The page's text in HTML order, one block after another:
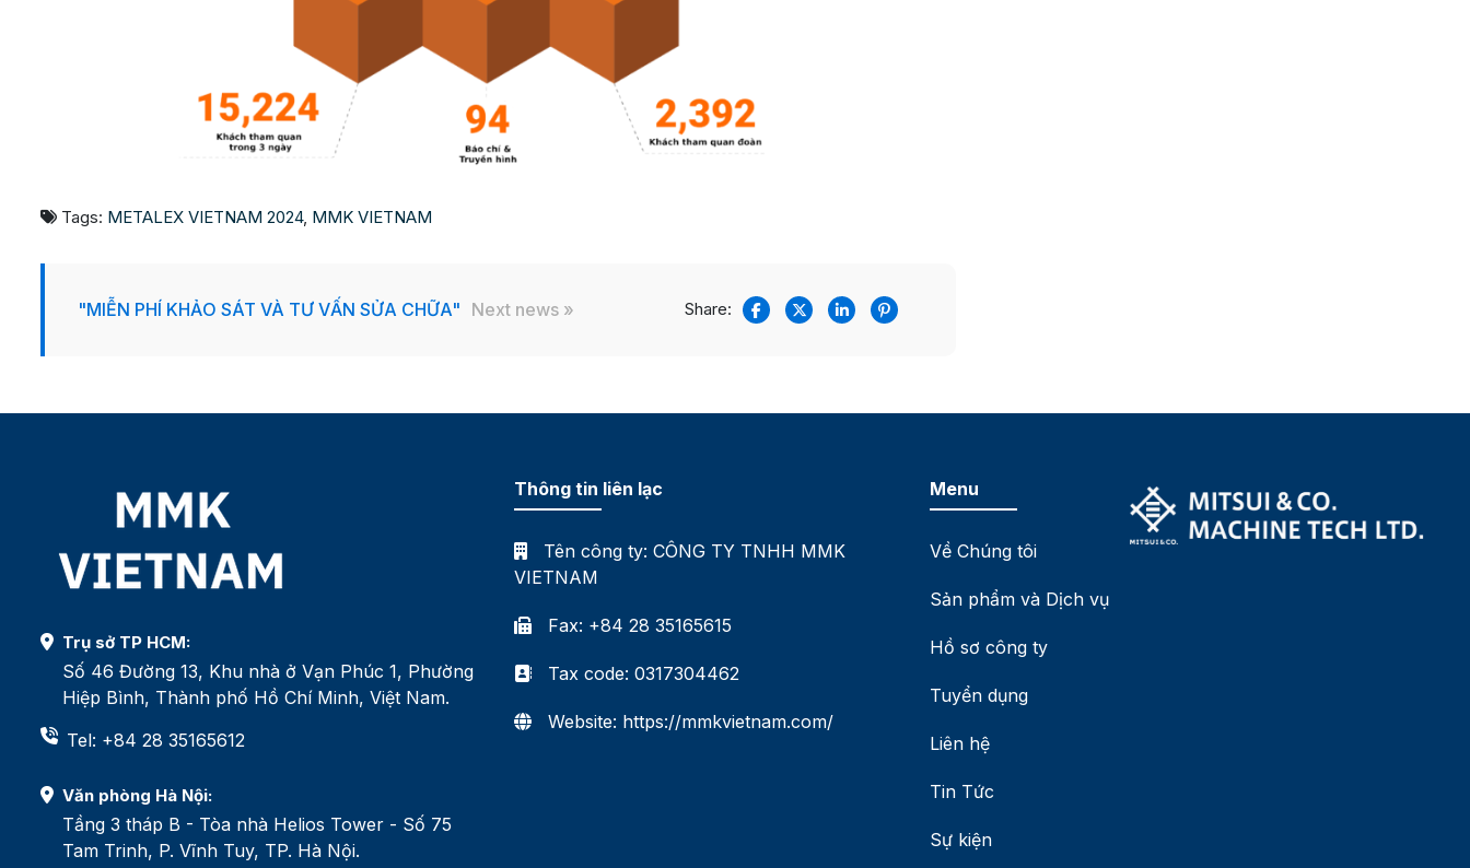
Tags: METALEX VIETNAM 2024, MMK VIETNAM
"MIỄN PHÍ KHẢO SÁT VÀ TƯ VẤN SỬA CHỮA" Next news » Share:
Trụ sở TP HCM:
Số 46 Đường 13, Khu nhà ở Vạn Phúc 1, Phường
Hiệp Bình, Thành phố Hồ Chí Minh, Việt Nam.
Tel: +84 28 35165612
Văn phòng Hà Nội:
Tầng 3 tháp B - Tòa nhà Helios Tower - Số 75
Tam Trinh, P. Vĩnh Tuy, TP. Hà Nội.
Thông tin liên lạc
Tên công ty:CÔNG TY TNHH MMK
VIETNAM
Fax: +84 28 35165615
Tax code: 0317304462
Website: https://mmkvietnam.com/
Menu
Về Chúng tôi
Sản phẩm và Dịch vụ
Hồ sơ công ty
Tuyển dụng
Liên hệ
Tin Tức
Sự kiện